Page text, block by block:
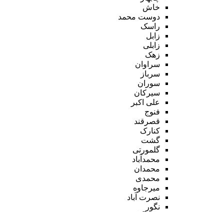
خاش
دوست محمد
راسک
زابل
زابلی
زهک
سراوان
سرباز
سوران
سیرکان
علی اکبر
فنوج
قصرقند
کنارک
گشت
گلمورتی
محمدآباد
محمدان
محمدی
میرجاوه
نصرت آباد
نگور